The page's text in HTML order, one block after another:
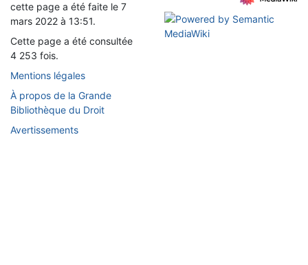
cette page a été faite le 7
mars 2022 à 13:51.
Cette page a été consultée
4 253 fois.
Mentions légales
À propos de la Grande
Bibliothèque du Droit
Avertissements